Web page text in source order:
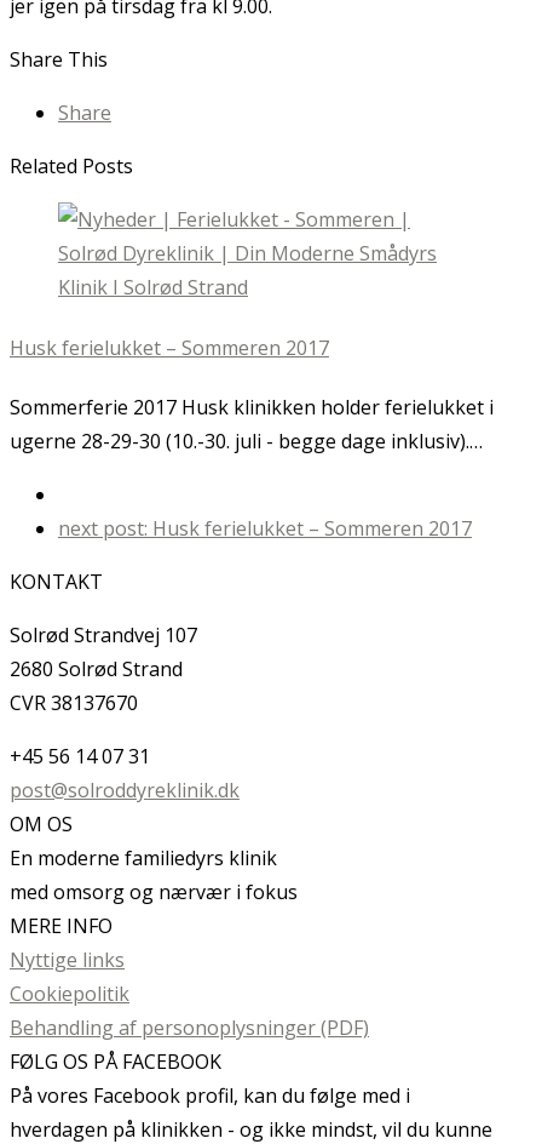
jer igen på tirsdag fra kl 9.00.
Share This
Share
Related Posts
Husk ferielukket – Sommeren 2017
Sommerferie 2017 Husk klinikken holder ferielukket i
ugerne 28-29-30 (10.-30. juli - begge dage inklusiv).…
next post: Husk ferielukket – Sommeren 2017
KONTAKT
Solrød Strandvej 107
2680 Solrød Strand
CVR 38137670
+45 56 14 07 31
post@solroddyreklinik.dk
OM OS
En moderne familiedyrs klinik
med omsorg og nærvær i fokus
MERE INFO
Nyttige links
Cookiepolitik
Behandling af personoplysninger (PDF)
FØLG OS PÅ FACEBOOK
På vores Facebook profil, kan du følge med i
hverdagen på klinikken - og ikke mindst, vil du kunne